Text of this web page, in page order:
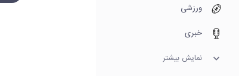
ورزشی
خبری
نمایش بیشتر